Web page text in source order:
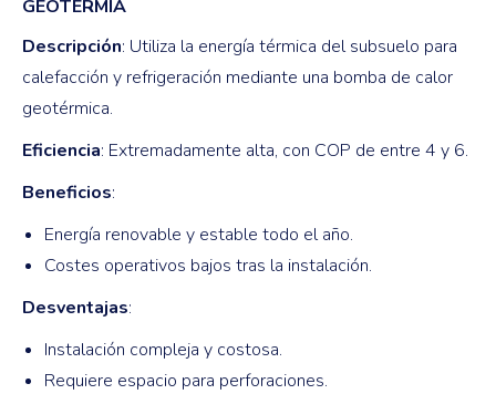
GEOTERMIA
Descripción: Utiliza la energía térmica del subsuelo para
calefacción y refrigeración mediante una bomba de calor
geotérmica.
Eficiencia: Extremadamente alta, con COP de entre 4 y 6.
Beneficios:
Energía renovable y estable todo el año.
Costes operativos bajos tras la instalación.
Desventajas:
Instalación compleja y costosa.
Requiere espacio para perforaciones.